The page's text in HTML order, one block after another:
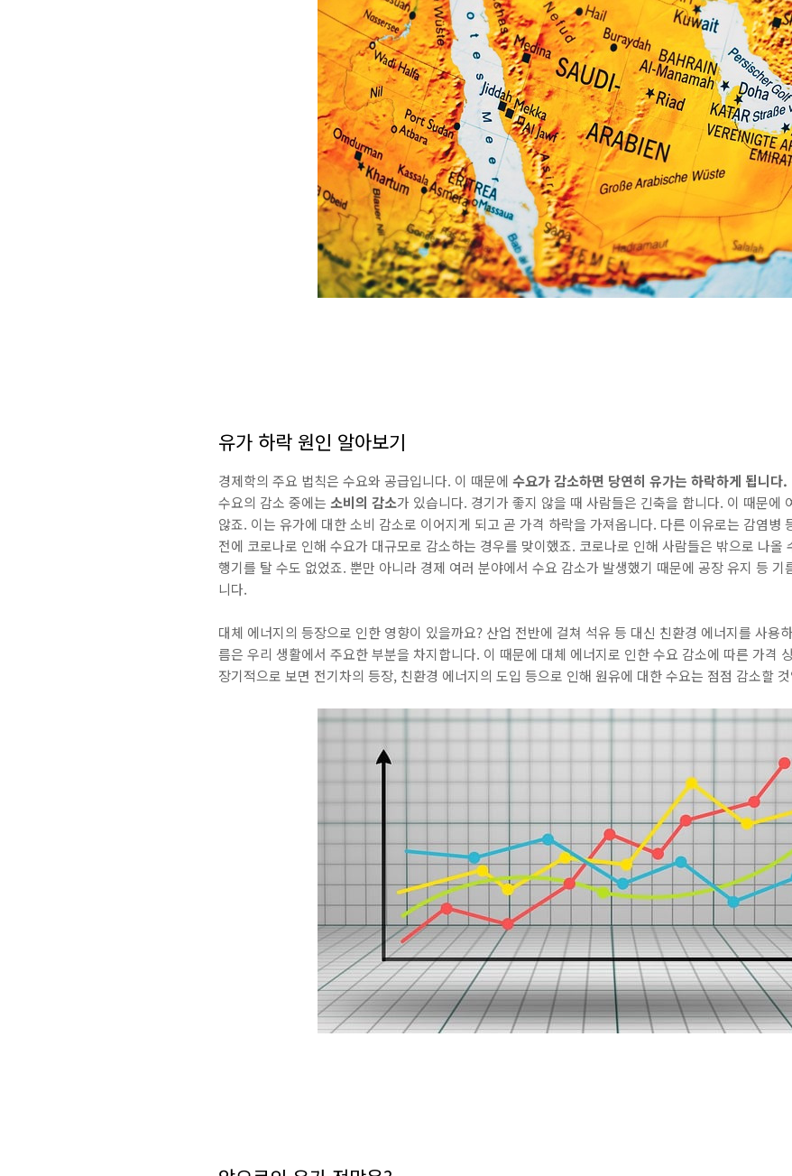
유가 하락 원인 알아보기
경제학의 주요 법칙은 수요와 공급입니다. 이 때문에 수요가 감소하면 당연히 유가는 하락하게 됩니다.
수요의 감소 중에는 소비의 감소가 있습니다. 경기가 좋지 않을 때 사람들은 긴축을 합니다. 이 때문에
않죠. 이는 유가에 대한 소비 감소로 이어지게 되고 곧 가격 하락을 가져옵니다. 다른 이유로는 감염병
전에 코로나로 인해 수요가 대규모로 감소하는 경우를 맞이했죠. 코로나로 인해 사람들은 밖으로 나올
행기를 탈 수도 없었죠. 뿐만 아니라 경제 여러 분야에서 수요 감소가 발생했기 때문에 공장 유지 등 기
니다.
대체 에너지의 등장으로 인한 영향이 있을까요? 산업 전반에 걸쳐 석유 등 대신 친환경 에너지를 사용
름은 우리 생활에서 주요한 부분을 차지합니다. 이 때문에 대체 에너지로 인한 수요 감소에 따른 가격
장기적으로 보면 전기차의 등장, 친환경 에너지의 도입 등으로 인해 원유에 대한 수요는 점점 감소할